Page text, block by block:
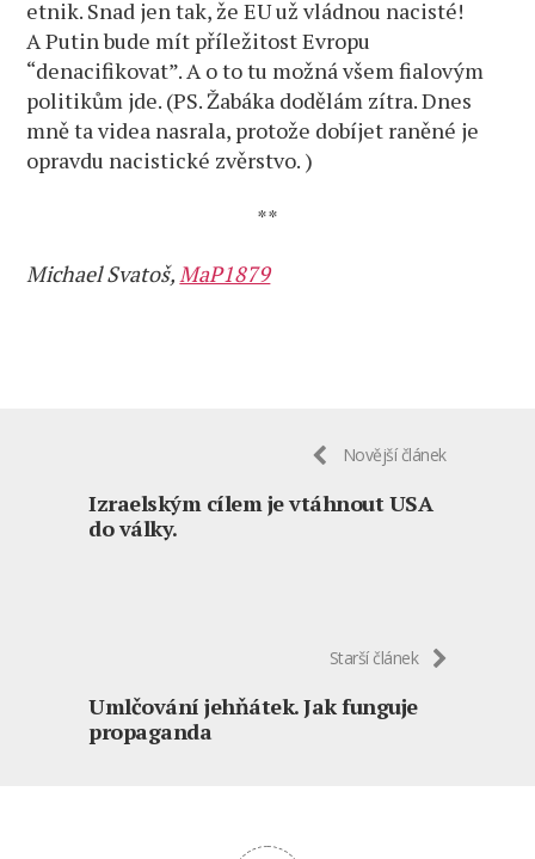
etnik. Snad jen tak, že EU už vládnou nacisté!
A Putin bude mít příležitost Evropu
“denacifikovat”. A o to tu možná všem fialovým
politikům jde. (PS. Žabáka dodělám zítra. Dnes
mně ta videa nasrala, protože dobíjet raněné je
opravdu nacistické zvěrstvo. )
**
Michael Svatoš,MaP1879
Novější článek
Izraelským cílem je vtáhnout USA
do války.
Starší článek
Umlčování jehňátek. Jak funguje
propaganda